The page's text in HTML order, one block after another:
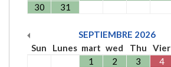
30
31
SEPTIEMBRE 2026
Sun
Lunes mart wed Thu Vier
1
2 3 4